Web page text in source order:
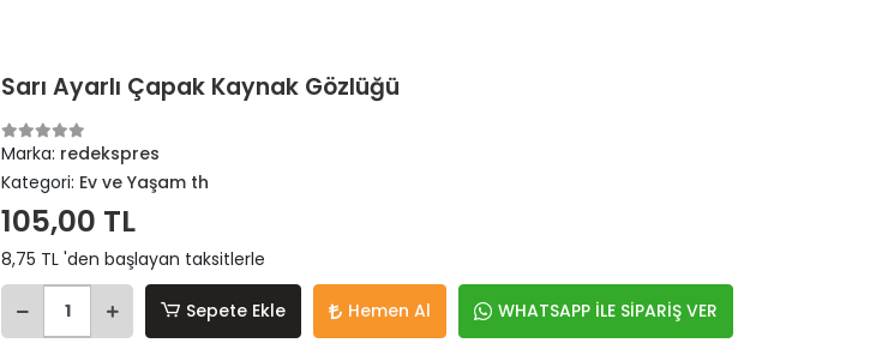
Sarı Ayarlı Çapak Kaynak Gözlüğü
Marka: redekspres
Kategori: Ev ve Yaşam th
105,00 TL
8,75 TL 'den başlayan taksitlerle
Sepete Ekle Hemen Al WHATSAPP İLE SİPARİŞ VER